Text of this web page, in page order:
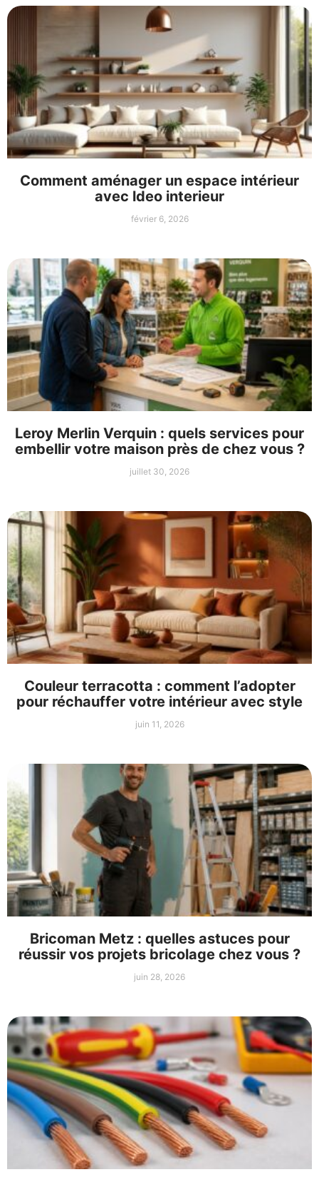
Comment aménager un espace intérieur
avec ldeo interieur
février 6, 2026
Leroy Merlin Verquin : quels services pour
embellir votre maison près de chez vous ?
juillet 30, 2026
Couleur terracotta : comment l’adopter
pour réchauffer votre intérieur avec style
juin 11, 2026
Bricoman Metz : quelles astuces pour
réussir vos projets bricolage chez vous ?
juin 28, 2026